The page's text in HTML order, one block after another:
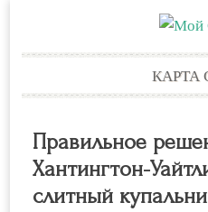
КАРТА
Правильное
Хантингтон-
слитный